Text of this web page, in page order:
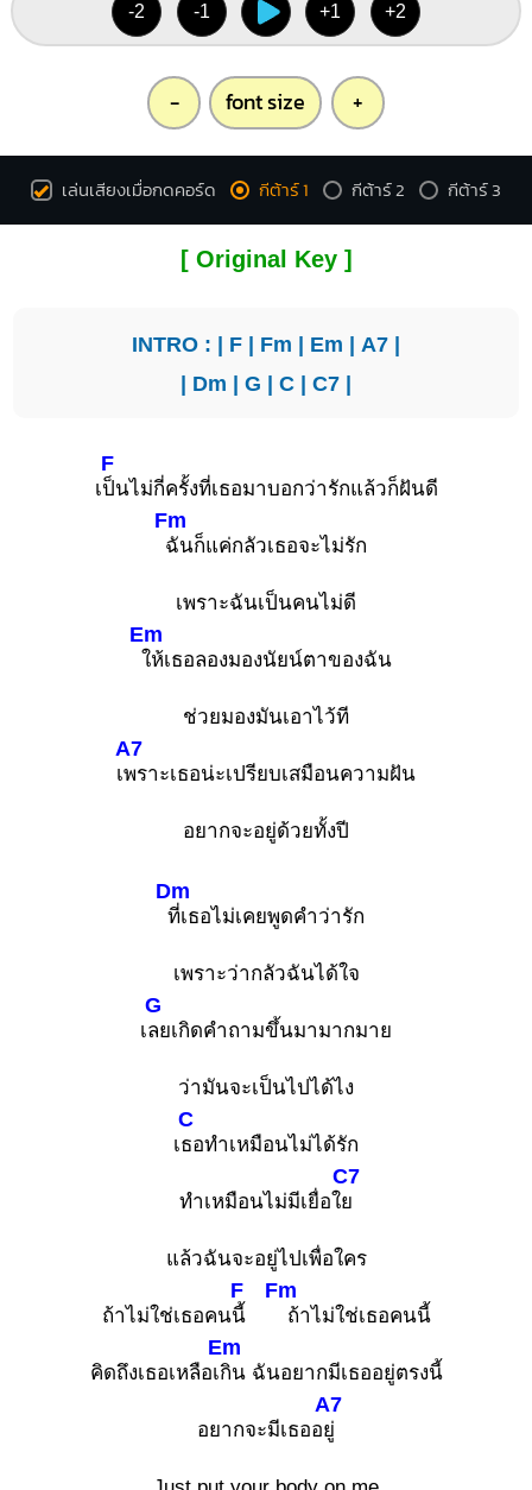
-2 -1 +1 +2
- font size +
เล่นเสียงเมื่อกดคอร์ด กีต้าร์ 1 กีต้าร์ 2 กีต้าร์ 3
[ Original Key ]
INTRO : | F | Fm | Em | A7 |
| Dm | G | C | C7 |
เ
F
ป็นไม่กี่ครั้งที่เธอมาบอกว่ารักแล้วก็ฝันดี
Fm
ฉันก็แค่กลัวเธอจะไม่รัก
เพราะฉันเป็นคนไม่ดี
Em
ให้เธอลองมองนัยน์ตาของฉัน
ช่วยมองมันเอาไว้ที
เ
A7
พราะเธอน่ะเปรียบเสมือนความฝัน
อยากจะอยู่ด้วยทั้งปี
Dm
ที่เธอไม่เคยพูดคำว่ารัก
เพราะว่ากลัวฉันได้ใจ
เ
G
ลยเกิดคำถามขึ้นมามากมาย
ว่ามันจะเป็นไปได้ไง
เ
C
ธอทำเหมือนไม่ได้รัก
ทำเหมือนไม่มีเยื่อใ
C7
ย
แล้วฉันจะอยู่ไปเพื่อใคร
ถ้าไม่ใช่เธอคน
F
นี้
Fm
ถ้าไม่ใช่เธอคนนี้
คิดถึงเธอเหลือเ
Em
กิน ฉันอยากมีเธออยู่ตรงนี้
อยากจะมีเธออ
A7
ยู่